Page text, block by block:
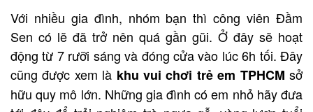
Với nhiều gia đình, nhóm bạn thì công viên Đầm
Sen có lẽ đã trở nên quá gần gũi. Ở đây sẽ hoạt
động từ 7 rưỡi sáng và đóng cửa vào lúc 6h tối. Đây
cũng được xem là khu vui chơi trẻ em TPHCM sở
hữu quy mô lớn. Những gia đình có em nhỏ hãy đưa